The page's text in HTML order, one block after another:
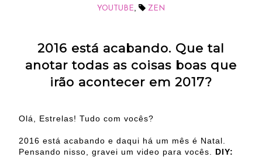
YOUTUBE, ZEN
2016 está acabando. Que tal
anotar todas as coisas boas que
irão acontecer em 2017?
Olá, Estrelas! Tudo com vocês?
2016 está acabando e daqui há um mês é Natal.
Pensando nisso, gravei um video para vocês.
DIY: